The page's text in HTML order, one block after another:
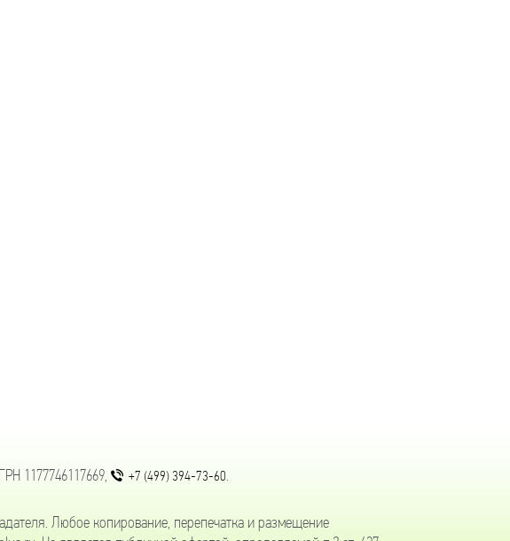
1177746117669, +7 (499) 394-73-60.
Любое копирование, перепечатка и размещение